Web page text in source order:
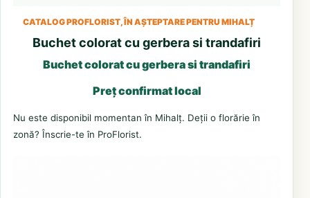
CATALOG PROFLORIST, ÎN AȘTEPTARE PENTRU MIHALȚ
Buchet colorat cu gerbera si trandafiri
Buchet colorat cu gerbera si trandafiri
Preț confirmat local
Nu este disponibil momentan în Mihalț. Deții o florărie în
zonă? Înscrie-te în ProFlorist.